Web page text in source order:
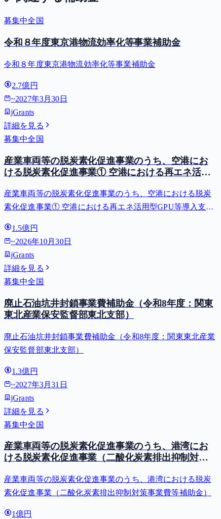
募集中全国
令和８年度東京港物流効率化等事業補助金
令和８年度東京港物流効率化等事業補助金
2.7億円
~2027年3月30日
jGrants
詳細を見る
募集中全国
産業車両等の脱炭素化促進事業のうち、空港にお
ける脱炭素化促進事業① 空港における再エネ活用
費等補助金）
産業車両等の脱炭素化促進事業のうち、空港における脱炭
素化促進事業① 空港における再エネ活用型GPU等導入支援
1.5億円
~2026年10月30日
jGrants
詳細を見る
募集中全国
廃止石油坑井封鎖事業費補助金（令和8年度：関東
東北産業保安監督部東北支部）
廃止石油坑井封鎖事業費補助金（令和8年度：関東東北産業
保安監督部東北支部）
1.3億円
~2027年3月31日
jGrants
詳細を見る
募集中全国
産業車両等の脱炭素化促進事業のうち、港湾にお
ける脱炭素化促進事業（二酸化炭素排出抑制対策
産業車両等の脱炭素化促進事業のうち、港湾における脱炭
素化促進事業（二酸化炭素排出抑制対策事業費等補助金）
1億円